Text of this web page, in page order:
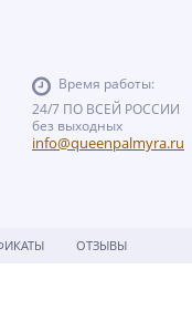
Время работы:
24/7 ПО ВСЕЙ РОССИИ
без выходных
info@queenpalmyra.ru
ОТЗЫВЫ